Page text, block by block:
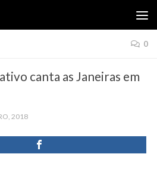
0
canta as Janeiras em
2018